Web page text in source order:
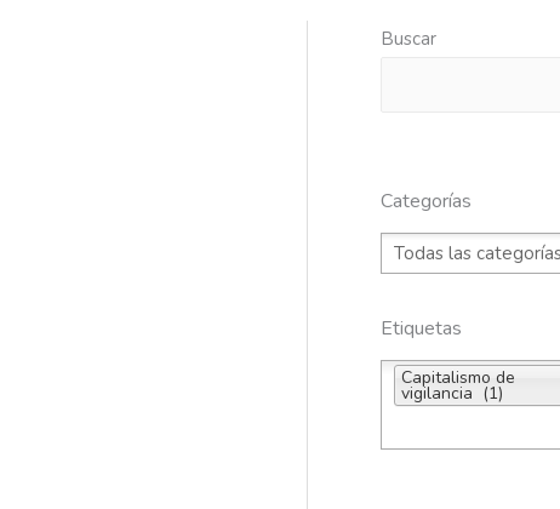
Buscar
Categorías
Etiquetas
Capitalismo de
vigilancia (1)